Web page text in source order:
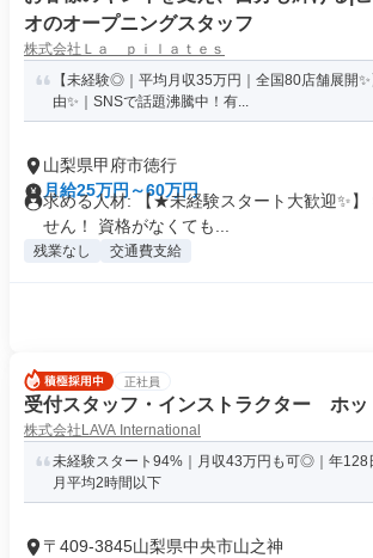
オのオープニングスタッフ
株式会社Ｌａ ｐｉｌａｔｅｓ
【未経験◎｜平均月収35万円｜全国80店舗展開
由✨｜SNSで話題沸騰中！有...
山梨県甲府市徳行
月給25万円～60万円
求める人材: 【★未経験スタート大歓迎✨】
せん！ 資格がなくても...
残業なし 交通費支給
正社員
受付スタッフ・インストラクター ホッ
株式会社LAVA International
未経験スタート94%｜月収43万円も可◎｜年128
月平均2時間以下
〒409-3845山梨県中央市山之神